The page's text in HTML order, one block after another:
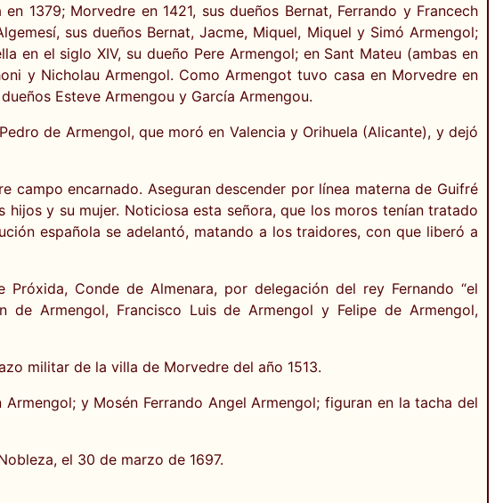
1379; Morvedre en 1421, sus dueños Bernat, Ferrando y Francech
sus dueños Bernat, Jacme, Miquel, Miquel y Simó Armengol;
en el siglo XIV, su dueño Pere Armengol; en Sant Mateu (ambas en
y Nicholau Armengol. Como Armengot tuvo casa en Morvedre en
Esteve Armengou y García Armengou.
de Armengol, que moró en Valencia y Orihuela (Alicante), y dejó
campo encarnado. Aseguran descender por línea materna de Guifré
y su mujer. Noticiosa esta señora, que los moros tenían tratado
española se adelantó, matando a los traidores, con que liberó a
Conde de Almenara, por delegación del rey Fernando “el
de Armengol, Francisco Luis de Armengol y Felipe de Armengol,
militar de la villa de Morvedre del año 1513.
y Mosén Ferrando Angel Armengol; figuran en la tacha del
el 30 de marzo de 1697.